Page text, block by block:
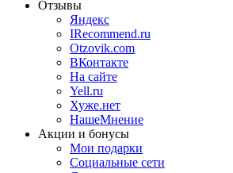
Отзывы
Яндекс
IRecommend.ru
Otzovik.com
ВКонтакте
На сайте
Yell.ru
Хуже.нет
НашеМнение
Акции и бонусы
Мои подарки
Социальные сети